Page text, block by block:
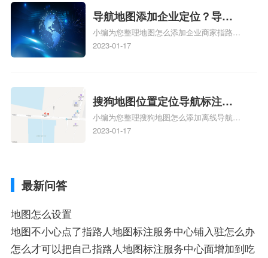
服务中心位置、抖音突然不显示定位了相关
地图标注知识，详情可查看下方正文！
导航地图添加企业定位？导航
定位企业？
小编为您整理地图怎么添加企业商家指路人
地图标注服务中心铺名称、地图怎么添加企
添加企业、地图如何添加企业相关地图标注
知识，详情可查看下方正文！
2023-01-17
搜狗地图位置定位导航标注？
搜狗地图位置定位,导航,标注？
小编为您整理搜狗地图怎么添加离线导航搜
狗地图离线导航怎么用、搜狗地图导航卫星
2023-01-17
最新问答
地图怎么设置
地图不小心点了指路人地图标注服务中心铺入驻怎么办
怎么才可以把自己指路人地图标注服务中心面增加到吃